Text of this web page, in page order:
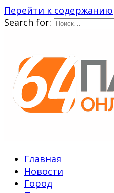
Перейти к содержанию
Search for:
Главная
Новости
Город